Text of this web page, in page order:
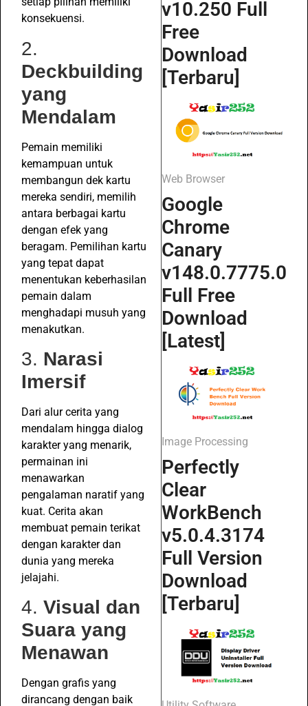
konsekuensi.
2.
Deckbuilding
yang
Mendalam
Pemain memiliki
kemampuan untuk
membangun dek kartu
mereka sendiri, memilih
antara berbagai kartu
dengan efek yang
beragam. Pemilihan kartu
yang tepat dapat
menentukan keberhasilan
pemain dalam
menghadapi musuh yang
menakutkan.
3. Narasi
Imersif
Dari alur cerita yang
mendalam hingga dialog
karakter yang menarik,
permainan ini
menawarkan
pengalaman naratif yang
kuat. Cerita akan
membuat pemain terikat
dengan karakter dan
dunia yang mereka
jelajahi.
4. Visual dan
Suara yang
Menawan
Dengan grafis yang
dirancang dengan baik
v10.250 Full
Free
Download
[Terbaru]
Web Browser
Google
Chrome
Canary
v148.0.7775.0
Full Free
Download
[Latest]
Image Processing
Perfectly
Clear
WorkBench
v5.0.4.3174
Full Version
Download
[Terbaru]